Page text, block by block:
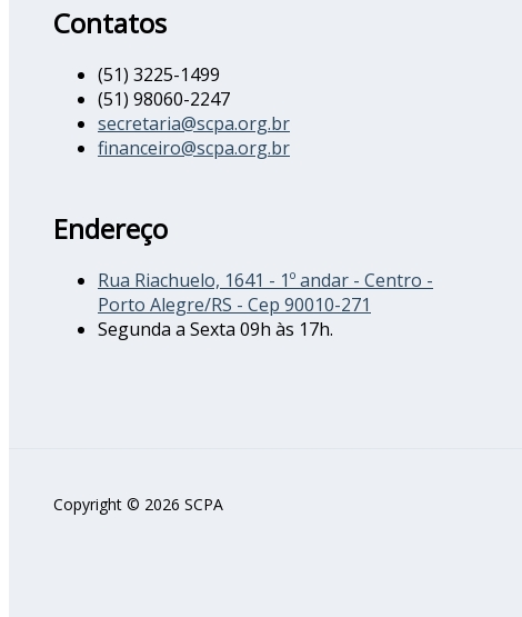
Contatos
(51) 3225-1499
(51) 98060-2247
secretaria@scpa.org.br
financeiro@scpa.org.br
Endereço
Rua Riachuelo, 1641 - 1º andar - Centro -
Porto Alegre/RS - Cep 90010-271
Segunda a Sexta 09h às 17h.
Copyright © 2026 SCPA